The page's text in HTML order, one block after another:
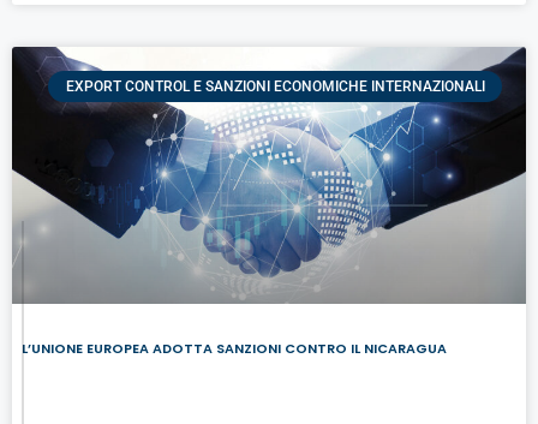
EXPORT CONTROL E SANZIONI ECONOMICHE INTERNAZIONALI
L’UNIONE EUROPEA ADOTTA SANZIONI CONTRO IL NICARAGUA